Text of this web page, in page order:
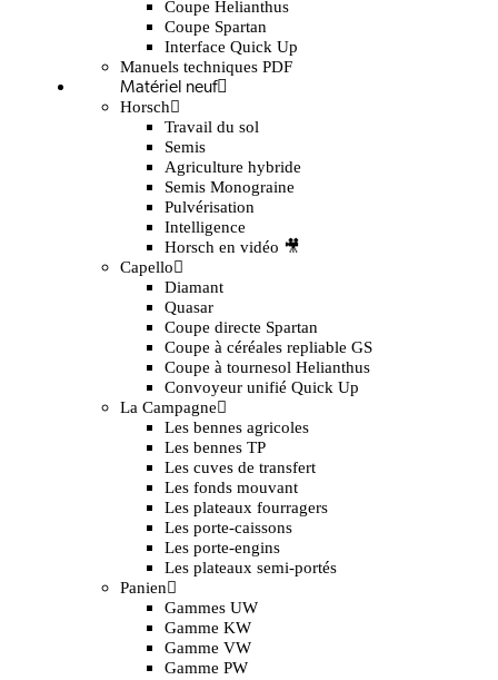
Coupe Helianthus
Coupe Spartan
Interface Quick Up
Manuels techniques PDF
Matériel neuf
Horsch
Travail du sol
Semis
Agriculture hybride
Semis Monograine
Pulvérisation
Intelligence
Horsch en vidéo 🎥
Capello
Diamant
Quasar
Coupe directe Spartan
Coupe à céréales repliable GS
Coupe à tournesol Helianthus
Convoyeur unifié Quick Up
La Campagne
Les bennes agricoles
Les bennes TP
Les cuves de transfert
Les fonds mouvant
Les plateaux fourragers
Les porte-caissons
Les porte-engins
Les plateaux semi-portés
Panien
Gammes UW
Gamme KW
Gamme VW
Gamme PW